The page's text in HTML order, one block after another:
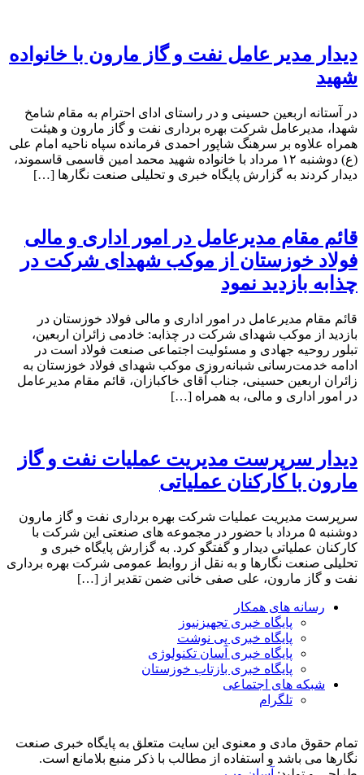
دیدار مدیر عامل نفت و گاز مارون با خانواده
شهید
در آستانه اربعین حسینی و در راستای ادای احترام به مقام شامخ
شهدا، مدیرعامل شرکت بهره برداری نفت و گاز مارون و هیئت
همراه علاوه بر سرهنگ شاپور احمدی فرمانده سپاه ناحیه امام علی
(ع) دوشنبه ۱۲ مرداد با خانواده شهید محمد امین قاسمی قاسموند،
دیدار کردند به گزارش پایگاه خبری و تحلیلی صنعت نگارها […]
قائم مقام مدیرعامل در امور اداری و مالی
فولاد خوزستان از موکب شهدای شرکت در
چذابه بازدید نمود
قائم مقام مدیرعامل در امور اداری و مالی فولاد خوزستان در
بازدید از موکب شهدای شرکت در چذابه: خادمی زائران اربعین،
تبلور روحیه جهادی و مسئولیت اجتماعی صنعت فولاد است در
ادامه خدمت‌رسانی شبانه‌روزی موکب شهدای فولاد خوزستان به
زائران اربعین حسینی، جناب آقای خاکبازان، قائم مقام مدیرعامل
در امور اداری و مالی، به همراه […]
دیدار سرپرست مدیریت عملیات نفت و گاز
مارون با کارکنان عملیاتی
سرپرست مدیریت عملیات شرکت بهره برداری نفت و گاز مارون
دوشنبه ۵ مرداد با حضور در مجموعه های صنعتی این شرکت با
کارکنان عملیاتی دیدار و گفتگو کرد. به گزارش پایگاه خبری و
تحلیلی صنعت نگارها و به نقل از روابط عمومی شرکت بهره برداری
نفت و گاز مارون، علی صفی خانی ضمن تقدیر از […]
رسانه های همکار
پایگاه خبری تجهیزنیوز
پایگاه خبری پی نوشت
پایگاه خبری آسان تکنولوژی
پایگاه خبری بازتاب خوزستان
شبکه های اجتماعی
تلگرام
تمام حقوق مادی و معنوی این سایت متعلق به پایگاه خبری صنعت
نگارها می باشد و استفاده از مطالب با ذکر منبع بلامانع است.